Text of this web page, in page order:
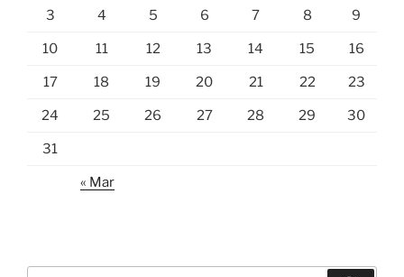
3 4 5 6 7 8 9
10 11 12 13 14 15 16
17 18 19 20 21 22 23
24 25 26 27 28 29 30
31
« Mar